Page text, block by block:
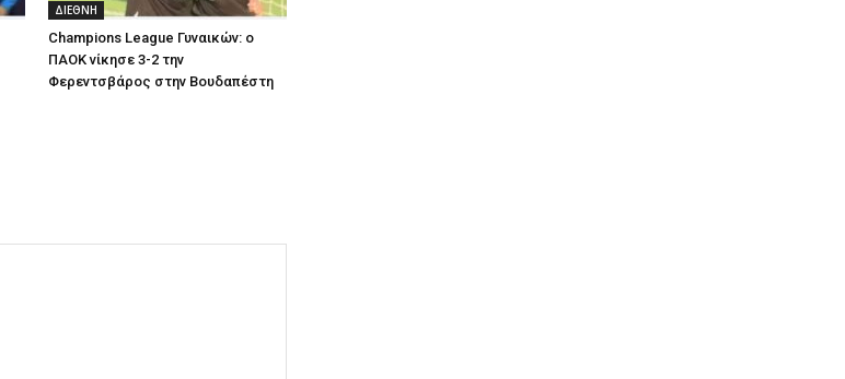
ΔΙΕΘΝΗ
Champions League Γυναικών: ο
ΠΑΟΚ νίκησε 3-2 την
Φερεντσβάρος στην Βουδαπέστη